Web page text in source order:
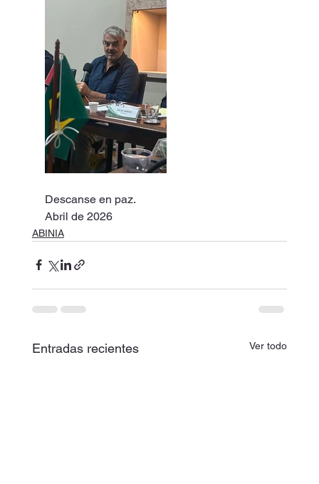
Descanse en paz.
Abril de 2026
ABINIA
Entradas recientes Ver todo